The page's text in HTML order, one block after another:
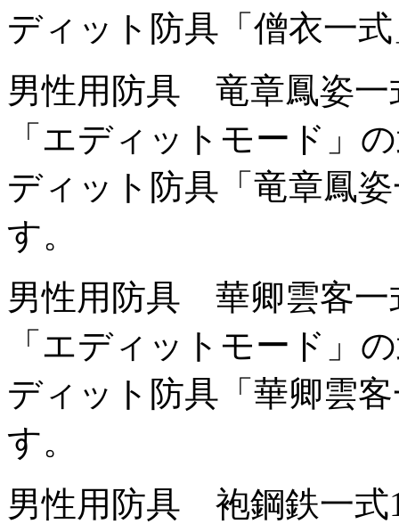
ディット防具「僧衣一
男性用防具 竜章鳳姿一
「エディットモード」
ディット防具「竜章鳳
す。
男性用防具 華卿雲客一
「エディットモード」
ディット防具「華卿雲
す。
男性用防具 袍鋼鉄一式